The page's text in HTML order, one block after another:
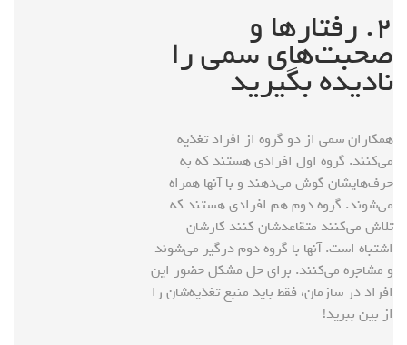
۲. رفتارها و
صحبت‌های سمی را
نادیده بگیرید
همکاران سمی از دو گروه از افراد تغذیه
می‌کنند. گروه اول افرادی هستند که به
حرف‌هایشان گوش می‌دهند و با آنها همراه
می‌شوند. گروه دوم هم افرادی هستند که
تلاش می‌کنند متقاعدشان کنند کارشان
اشتباه است. آنها با گروه دوم درگیر می‌شوند
و مشاجره می‌کنند. برای حل مشکل حضور این
افراد در سازمان، فقط باید منبع تغذیه‌شان را
از بین ببرید!